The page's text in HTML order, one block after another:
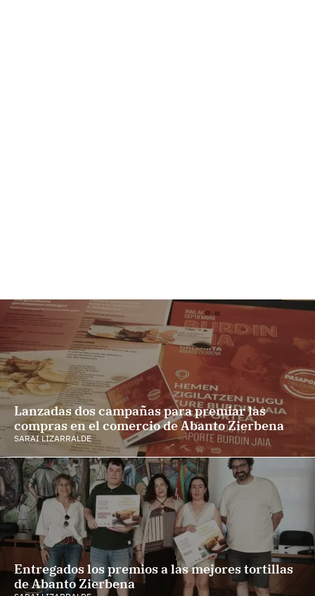
Lanzadas dos campañas para premiar las
compras en el comercio de Abanto Zierbena
SARAI LIZARRALDE
Entregados los premios a las mejores tortillas
de Abanto Zierbena